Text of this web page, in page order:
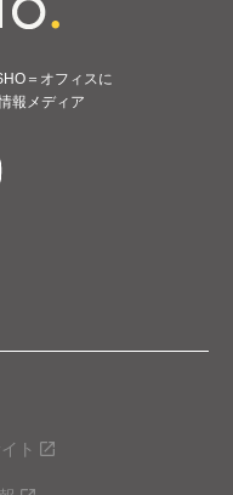
＝オフィスに
報メディア
ト